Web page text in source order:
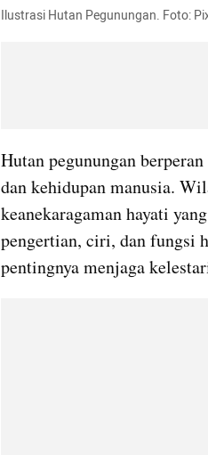
Ilustrasi Hutan Pegunungan. Foto:
Hutan pegunungan
dan kehidupan manusia.
keanekaragaman hayati
pengertian, ciri, dan fungsi
pentingnya menjaga